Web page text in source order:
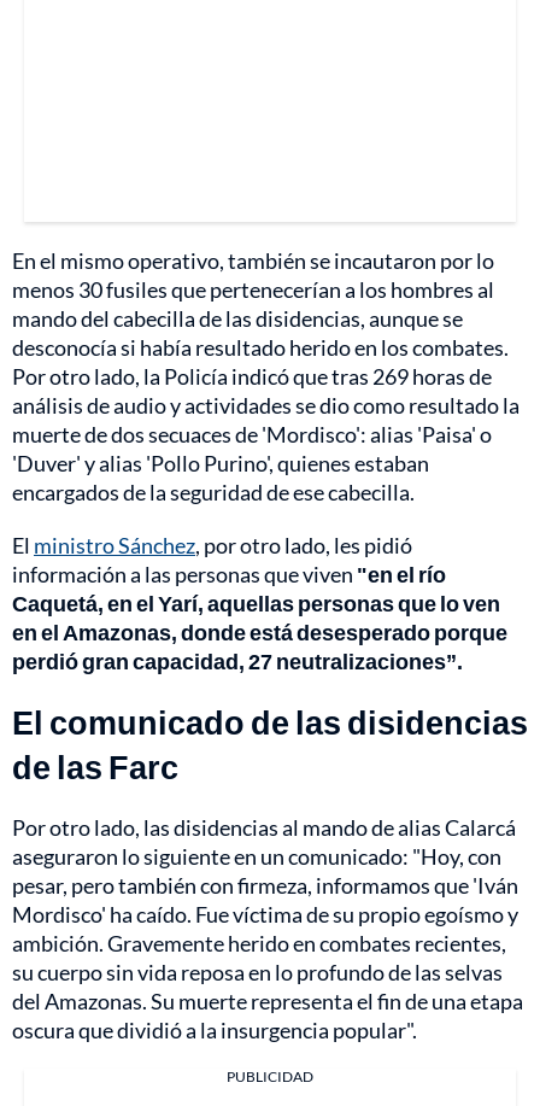
En el mismo operativo, también se incautaron por lo
menos 30 fusiles que pertenecerían a los hombres al
mando del cabecilla de las disidencias, aunque se
desconocía si había resultado herido en los combates.
Por otro lado, la Policía indicó que tras 269 horas de
análisis de audio y actividades se dio como resultado la
muerte de dos secuaces de 'Mordisco': alias 'Paisa' o
'Duver' y alias 'Pollo Purino', quienes estaban
encargados de la seguridad de ese cabecilla.
El ministro Sánchez, por otro lado, les pidió
información a las personas que viven "en el río
Caquetá, en el Yarí, aquellas personas que lo ven
en el Amazonas, donde está desesperado porque
perdió gran capacidad, 27 neutralizaciones”.
El comunicado de las disidencias
de las Farc
Por otro lado, las disidencias al mando de alias Calarcá
aseguraron lo siguiente en un comunicado: "Hoy, con
pesar, pero también con firmeza, informamos que 'Iván
Mordisco' ha caído. Fue víctima de su propio egoísmo y
ambición. Gravemente herido en combates recientes,
su cuerpo sin vida reposa en lo profundo de las selvas
del Amazonas. Su muerte representa el fin de una etapa
oscura que dividió a la insurgencia popular".
PUBLICIDAD